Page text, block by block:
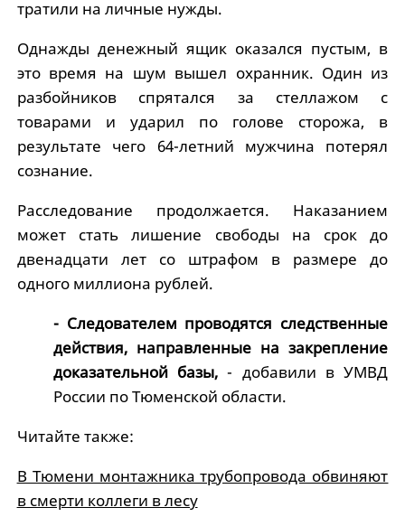
тратили на личные нужды.
Однажды денежный ящик оказался пустым, в
это время на шум вышел охранник. Один из
разбойников спрятался за стеллажом с
товарами и ударил по голове сторожа, в
результате чего 64-летний мужчина потерял
сознание.
Расследование продолжается. Наказанием
может стать лишение свободы на срок до
двенадцати лет со штрафом в размере до
одного миллиона рублей.
- Следователем проводятся следственные
действия, направленные на закрепление
доказательной базы,- добавили в УМВД
России по Тюменской области.
Читайте также:
В Тюмени монтажника трубопровода обвиняют
в смерти коллеги в лесу